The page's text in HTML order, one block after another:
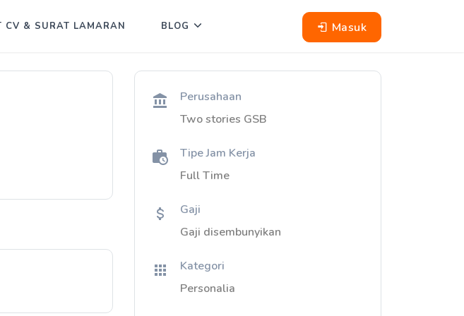
Masuk
CV & SURAT LAMARAN BLOG
Perusahaan
Two stories GSB
Tipe Jam Kerja
Full Time
Gaji
Gaji disembunyikan
Kategori
Personalia